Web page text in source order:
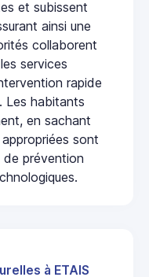
et subissent
ainsi une
collaborent
services
rapide
Les habitants
en sachant
sont
de prévention
à ETAIS